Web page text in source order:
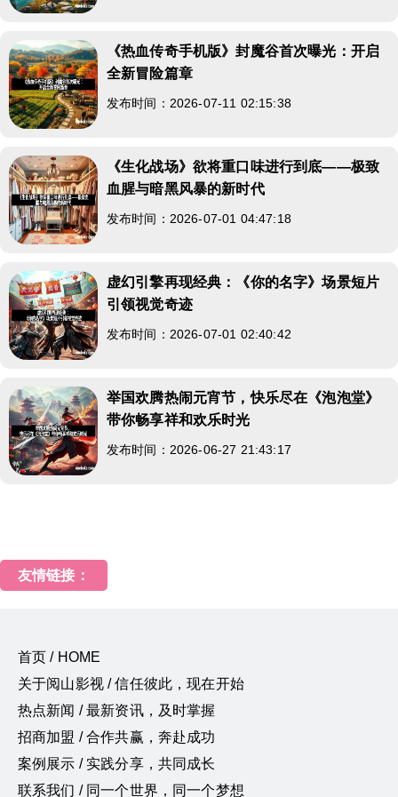
《热血传奇手机版》封魔谷首次曝光：开启
全新冒险篇章
发布时间：2026-07-11 02:15:38
《生化战场》欲将重口味进行到底——极致
血腥与暗黑风暴的新时代
发布时间：2026-07-01 04:47:18
虚幻引擎再现经典：《你的名字》场景短片
引领视觉奇迹
发布时间：2026-07-01 02:40:42
举国欢腾热闹元宵节，快乐尽在《泡泡堂》
带你畅享祥和欢乐时光
发布时间：2026-06-27 21:43:17
友情链接：
首页 / HOME
关于阅山影视 / 信任彼此，现在开始
热点新闻 / 最新资讯，及时掌握
招商加盟 / 合作共赢，奔赴成功
案例展示 / 实践分享，共同成长
联系我们 / 同一个世界，同一个梦想